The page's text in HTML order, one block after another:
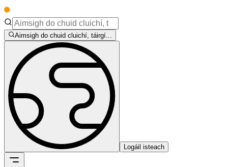
Aimsigh do chuid cluichí, táirgí...
Logáil isteach